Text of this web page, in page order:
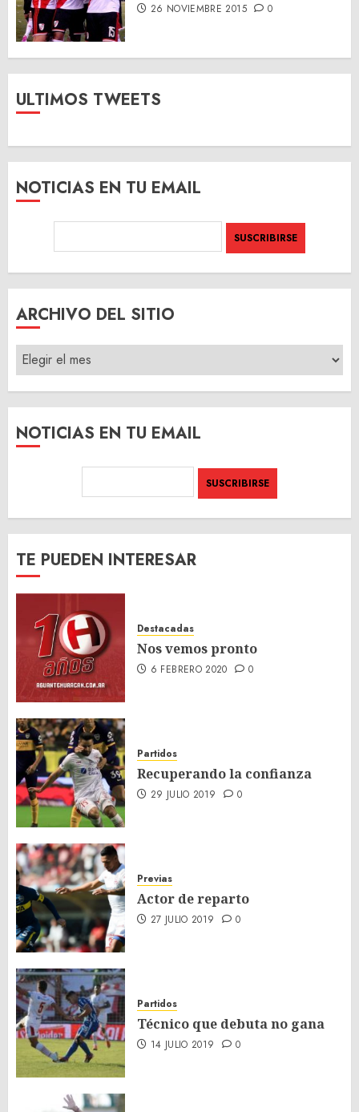
26 NOVIEMBRE 2015 0
ULTIMOS TWEETS
NOTICIAS EN TU EMAIL
ARCHIVO DEL SITIO
ARCHIVO
DEL
SITIO
NOTICIAS EN TU EMAIL
TE PUEDEN INTERESAR
Destacadas
Nos vemos pronto
6 FEBRERO 2020 0
Partidos
Recuperando la confianza
29 JULIO 2019 0
Previas
Actor de reparto
27 JULIO 2019 0
Partidos
Técnico que debuta no gana
14 JULIO 2019 0